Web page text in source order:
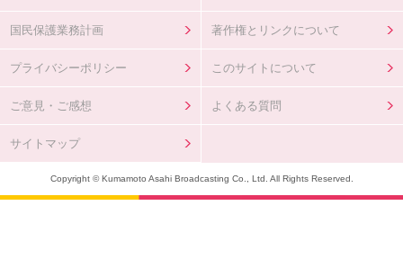
国民保護業務計画 著作権とリンクについて
プライバシーポリシー このサイトについて
ご意見・ご感想 よくある質問
サイトマップ
Copyright © Kumamoto Asahi Broadcasting Co., Ltd. All Rights Reserved.